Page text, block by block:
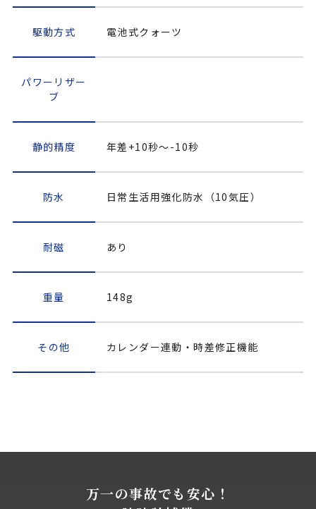
駆動方式 電池式クォーツ
パワーリザー
ブ
静的精度 年差+10秒～-10秒
防水 日常生活用強化防水（10気圧）
耐磁 あり
重量 148g
その他 カレンダー連動・時差修正機能
万一の事故でも安心！